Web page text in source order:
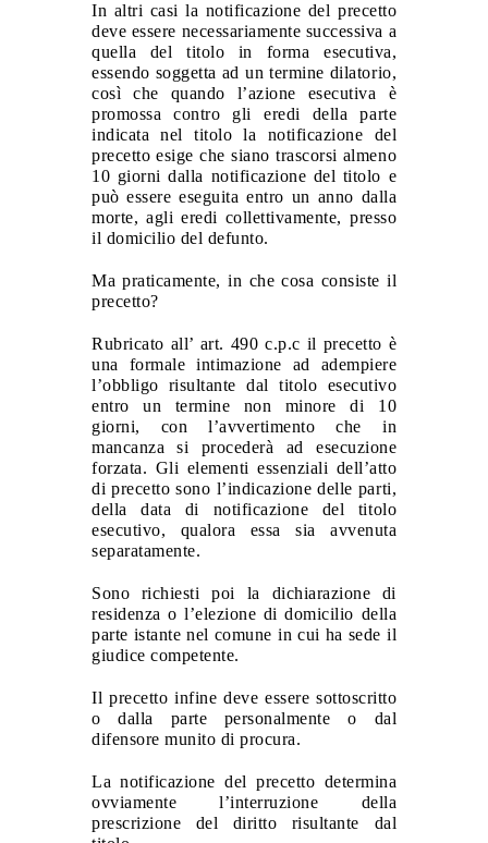
In altri casi la notificazione del precetto
deve essere necessariamente successiva a
quella del titolo in forma esecutiva,
essendo soggetta ad un termine dilatorio,
così che quando l’azione esecutiva è
promossa contro gli eredi della parte
indicata nel titolo la notificazione del
precetto esige che siano trascorsi almeno
10 giorni dalla notificazione del titolo e
può essere eseguita entro un anno dalla
morte, agli eredi collettivamente, presso
il domicilio del defunto.
Ma praticamente, in che cosa consiste il
precetto?
Rubricato all’ art. 490 c.p.c il precetto è
una formale intimazione ad adempiere
l’obbligo risultante dal titolo esecutivo
entro un termine non minore di 10
giorni, con l’avvertimento che in
mancanza si procederà ad esecuzione
forzata. Gli elementi essenziali dell’atto
di precetto sono l’indicazione delle parti,
della data di notificazione del titolo
esecutivo, qualora essa sia avvenuta
separatamente.
Sono richiesti poi la dichiarazione di
residenza o l’elezione di domicilio della
parte istante nel comune in cui ha sede il
giudice competente.
Il precetto infine deve essere sottoscritto
o dalla parte personalmente o dal
difensore munito di procura.
La notificazione del precetto determina
ovviamente l’interruzione della
prescrizione del diritto risultante dal